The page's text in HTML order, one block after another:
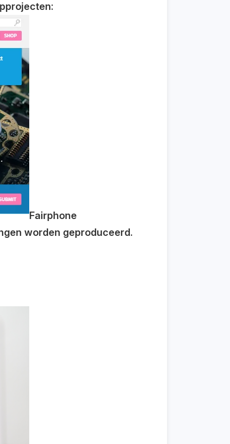
Fairphone
worden geproduceerd.